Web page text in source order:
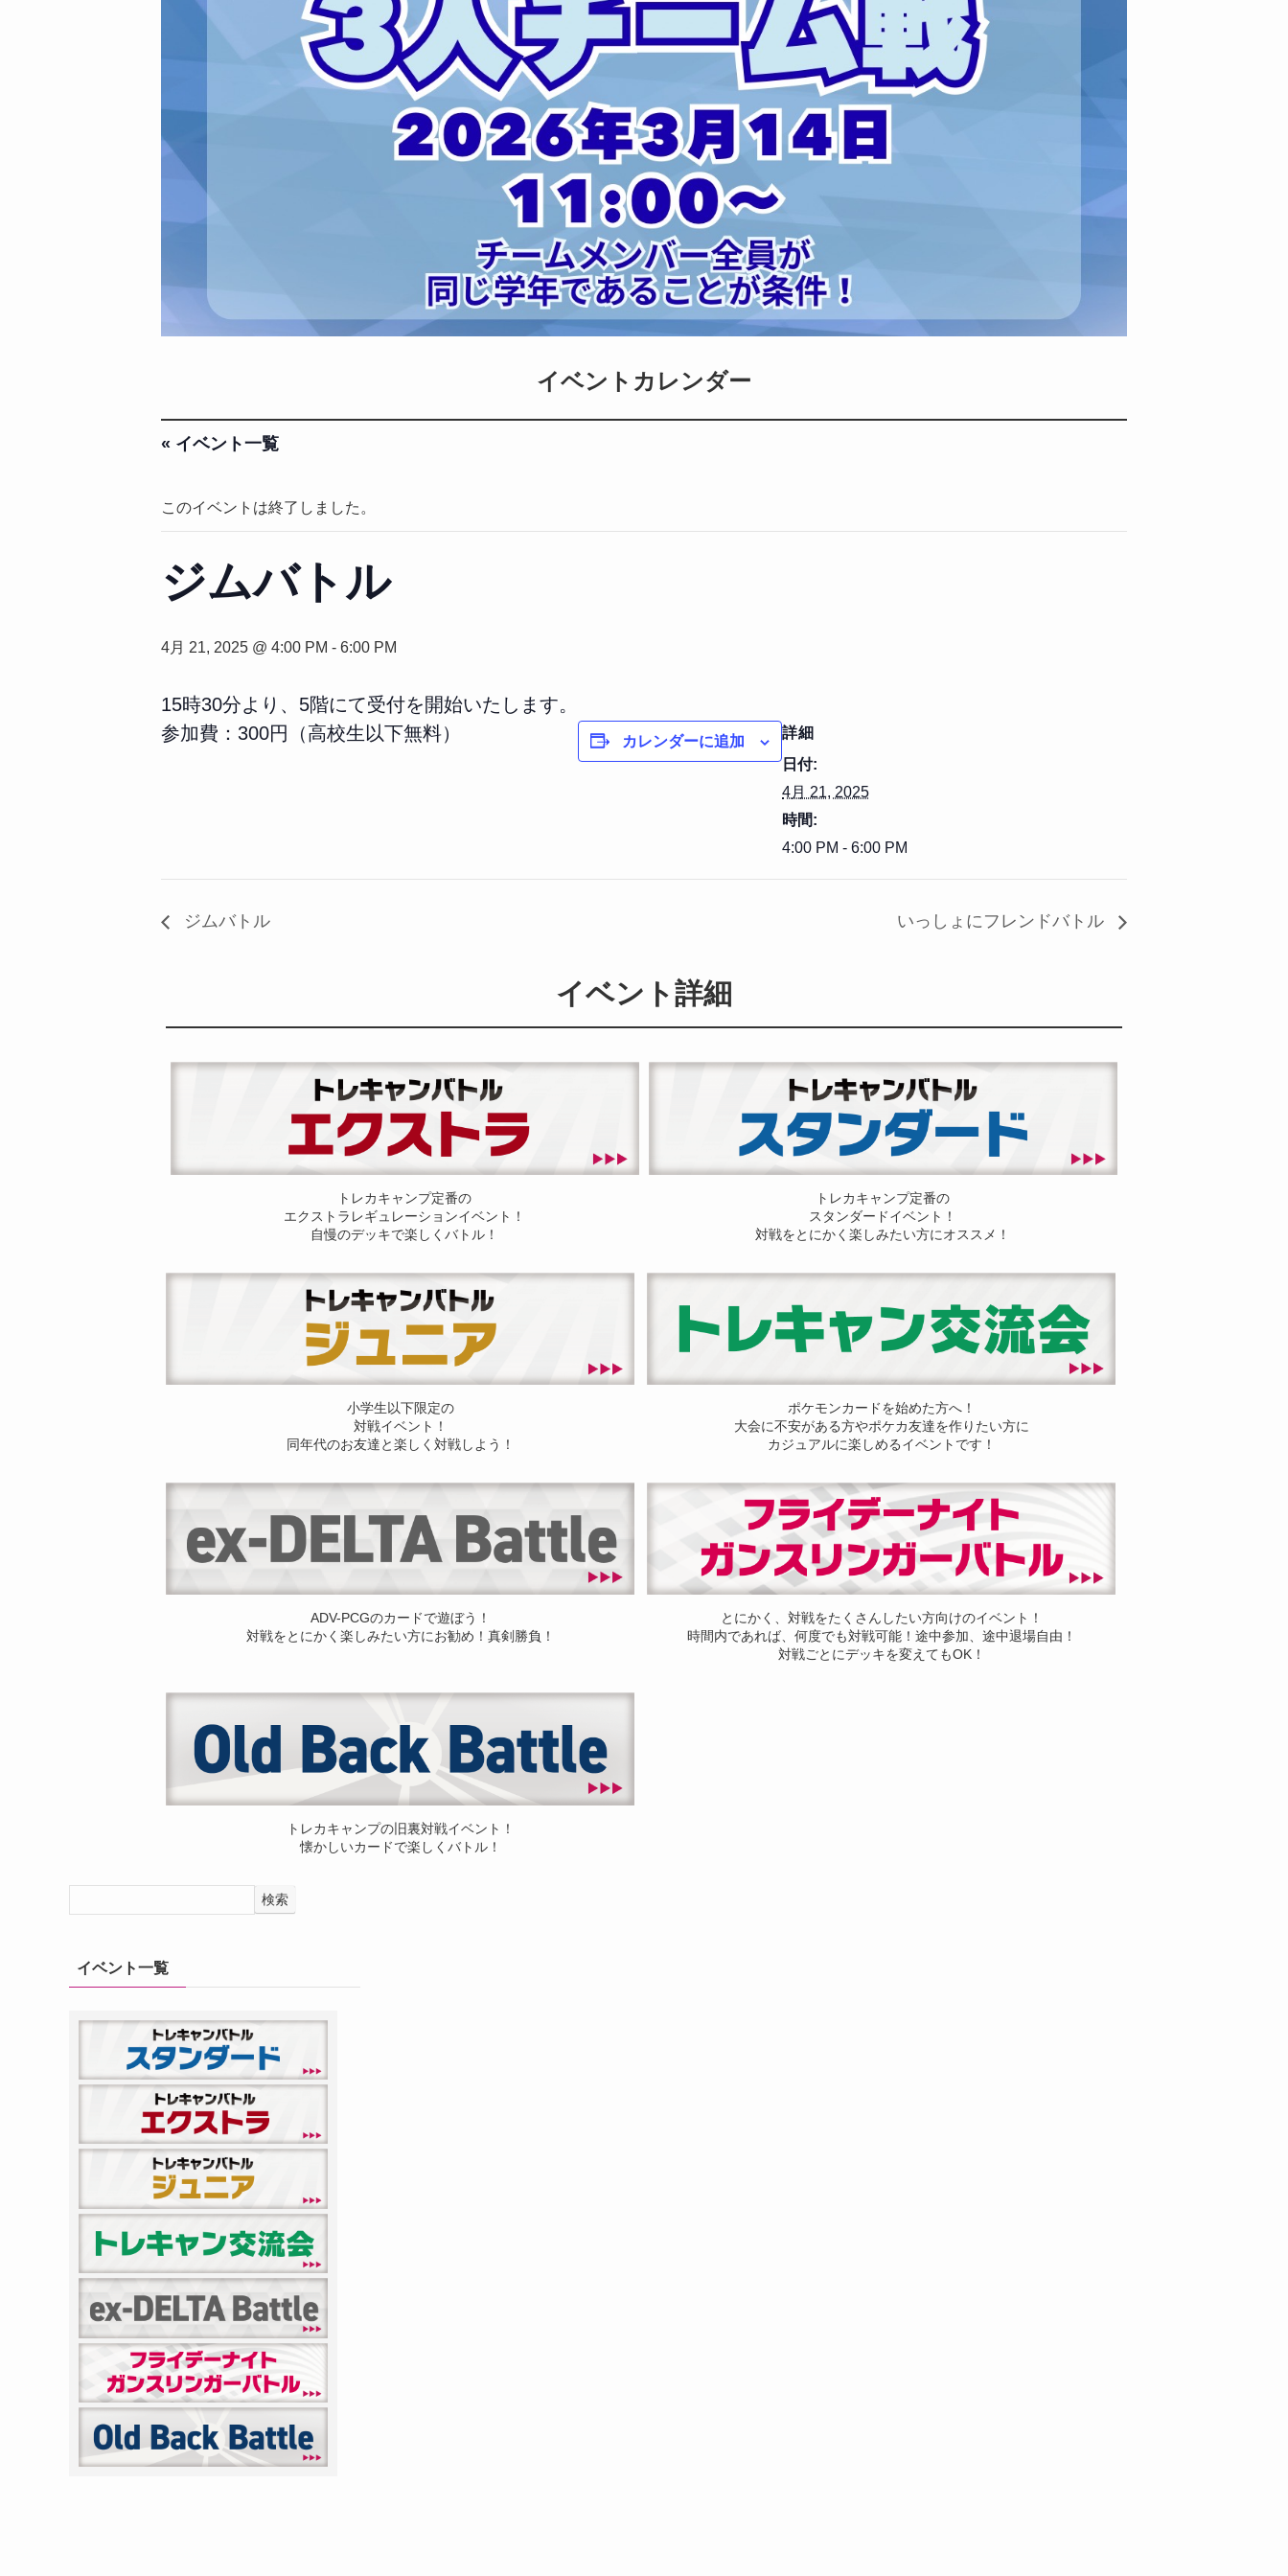
イベントカレンダー
« イベント一覧
このイベントは終了しました。
ジムバトル
4月 21, 2025 @ 4:00 PM - 6:00 PM
15時30分より、5階にて受付を開始いたします。
参加費：300円（高校生以下無料）
カレンダーに追加
詳細
日付:
4月 21, 2025
時間:
4:00 PM - 6:00 PM
ジムバトル いっしょにフレンドバトル
イベント詳細
トレカキャンプ定番の
エクストラレギュレーションイベント！
自慢のデッキで楽しくバトル！
トレカキャンプ定番の
スタンダードイベント！
対戦をとにかく楽しみたい方にオススメ！
小学生以下限定の
対戦イベント！
同年代のお友達と楽しく対戦しよう！
ポケモンカードを始めた方へ！
大会に不安がある方やポケカ友達を作りたい方に
カジュアルに楽しめるイベントです！
ADV-PCGのカードで遊ぼう！
対戦をとにかく楽しみたい方にお勧め！真剣勝負！
とにかく、対戦をたくさんしたい方向けのイベント！
時間内であれば、何度でも対戦可能！途中参加、途中退場自由！
対戦ごとにデッキを変えてもOK！
トレカキャンプの旧裏対戦イベント！
懐かしいカードで楽しくバトル！
検索
イベント一覧